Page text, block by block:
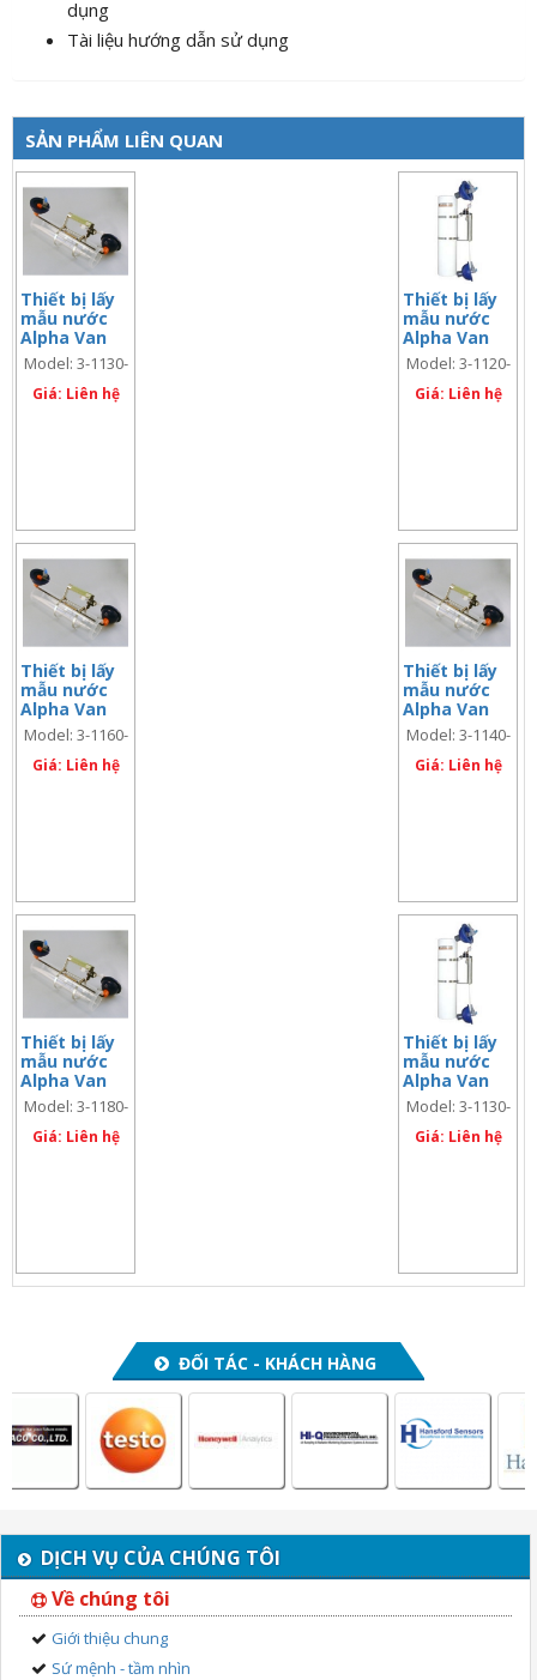
dụng
Tài liệu hướng dẫn sử dụng
SẢN PHẨM LIÊN QUAN
Thiết bị lấy
mẫu nước
Alpha Van
Dorn loại
dọc, 3.2 lít,
nhựa trong
Model: 3-1130-
C42
Giá: Liên hệ
Thiết bị lấy
mẫu nước
Alpha Van
Dorn loại
dọc, 2.2 lít,
vật liệu đục
Model: 3-1120-
D42
Giá: Liên hệ
Thiết bị lấy
mẫu nước
Alpha Van
Dorn loại
dọc, 6.2 lít,
nhựa trong
Model: 3-1160-
C42
Giá: Liên hệ
Thiết bị lấy
mẫu nước
Alpha Van
Dorn loại
dọc, 4.2 lít,
nhựa trong
Model: 3-1140-
C42
Giá: Liên hệ
Thiết bị lấy
mẫu nước
Alpha Van
Dorn loại
dọc, 8.2 lít;
nhựa trong
Model: 3-1180-
C42
Giá: Liên hệ
Thiết bị lấy
mẫu nước
Alpha Van
Dorn loại
dọc, 3.2 lít;
nhựa đục
Model: 3-1130-
D42
Giá: Liên hệ
ĐỐI TÁC - KHÁCH HÀNG
DỊCH VỤ CỦA CHÚNG TÔI
Về chúng tôi
Giới thiệu chung
Sứ mệnh - tầm nhìn